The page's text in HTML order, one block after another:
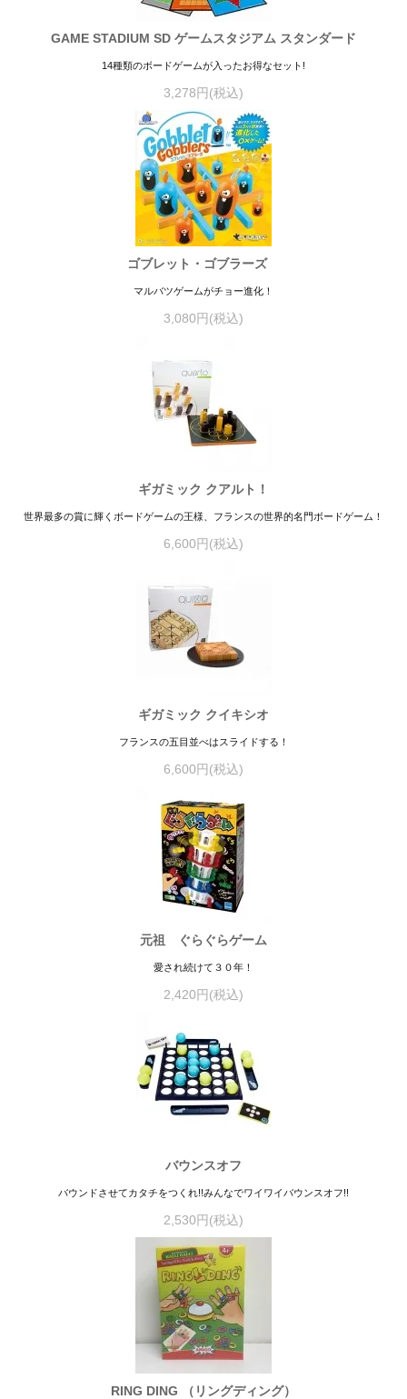
GAME STADIUM SD ゲームスタジアム スタンダード
14種類のボードゲームが入ったお得なセット!
3,278円(税込)
ゴブレット・ゴブラーズ
マルバツゲームがチョー進化！
3,080円(税込)
ギガミック クアルト！
世界最多の賞に輝くボードゲームの王様、フランスの世界的名門ボードゲーム！
6,600円(税込)
ギガミック クイキシオ
フランスの五目並べはスライドする！
6,600円(税込)
元祖 ぐらぐらゲーム
愛され続けて３０年！
2,420円(税込)
バウンスオフ
バウンドさせてカタチをつくれ!!みんなでワイワイバウンスオフ!!
2,530円(税込)
RING DING （リングディング）